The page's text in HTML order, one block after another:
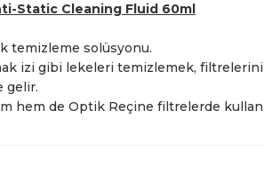
Static Cleaning Fluid 60ml
temizleme solüsyonu.
izi gibi lekeleri temizlemek,
gelir.
hem de Optik Reçine filtrelerde